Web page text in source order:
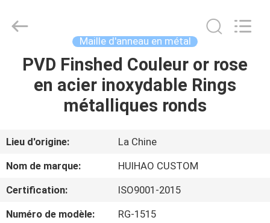
ACCUEIL
PRODUITS
À
PROPOS
DE
Mesh
Product
Reserved.
Maille d'anneau en métal
PVD Finshed Couleur or rose
en acier inoxydable Rings
métalliques ronds
Lieu d'origine:
La Chine
Nom de marque:
HUIHAO CUSTOM
Certification:
ISO9001-2015
Numéro de modèle:
RG-1515